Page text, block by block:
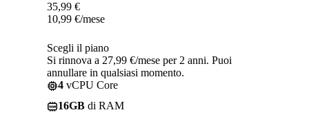
35,99 €
10,99 €/mese
Scegli il piano
Si rinnova a 27,99 €/mese per 2 anni. Puoi
annullare in qualsiasi momento.
4 vCPU Core
16GB di RAM